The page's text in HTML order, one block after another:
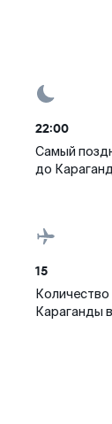
22:00
Самый
до
15
Караганды